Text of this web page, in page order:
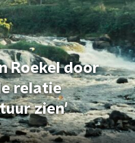
Roekel door
relatie
zien'